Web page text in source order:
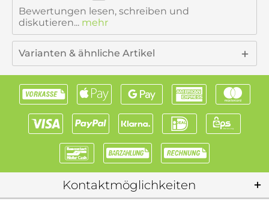
Bewertungen lesen, schreiben und
diskutieren... mehr
Varianten & ähnliche Artikel
Kontaktmöglichkeiten